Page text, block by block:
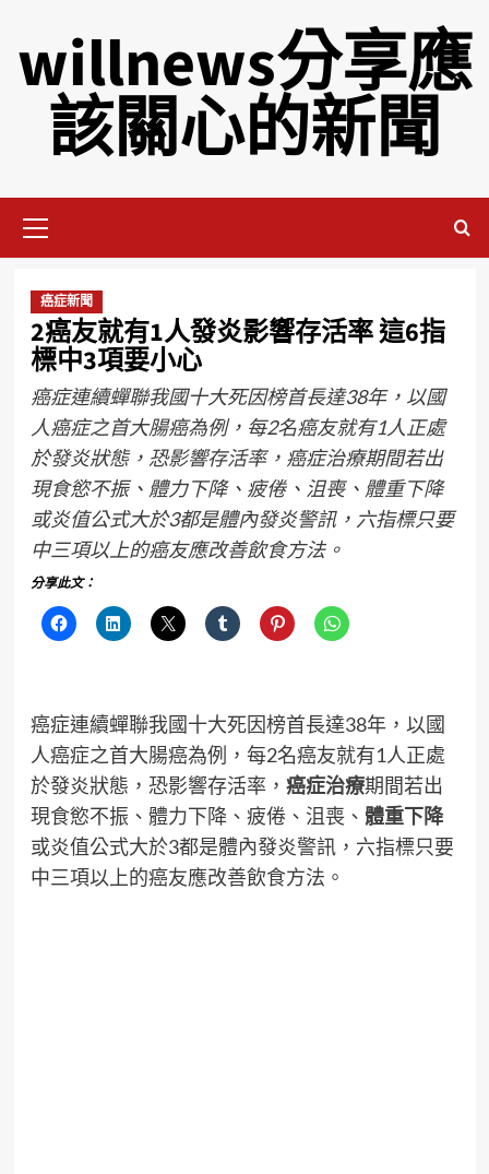
willnews分享應
該關心的新聞
癌症新聞
2癌友就有1人發炎影響存活率 這6指
標中3項要小心
癌症連續蟬聯我國十大死因榜首長達38年，以國
人癌症之首大腸癌為例，每2名癌友就有1人正處
於發炎狀態，恐影響存活率，癌症治療期間若出
現食慾不振、體力下降、疲倦、沮喪、體重下降
或炎值公式大於3都是體內發炎警訊，六指標只要
中三項以上的癌友應改善飲食方法。
分享此文：
癌症連續蟬聯我國十大死因榜首長達38年，以國
人癌症之首大腸癌為例，每2名癌友就有1人正處
於發炎狀態，恐影響存活率， 癌症治療期間若出
現食慾不振、體力下降、疲倦、沮喪、 體重下降
或炎值公式大於3都是體內發炎警訊，六指標只要
中三項以上的癌友應改善飲食方法。